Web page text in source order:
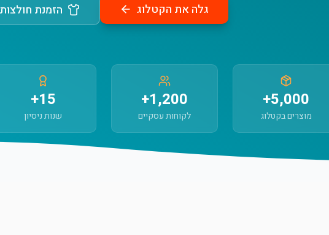
גלה את הקטלוג הזמנת חולצות
5,000+
מוצרים בקטלוג
1,200+
לקוחות עסקיים
15+
שנות ניסיון